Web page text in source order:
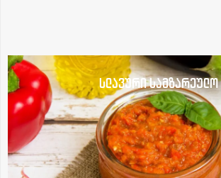
სლავური სამზარეულო